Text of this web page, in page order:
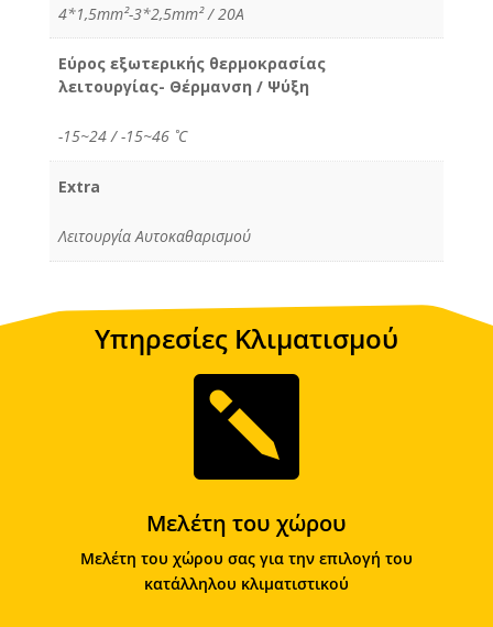
4*1,5mm²-3*2,5mm² / 20A
Εύρος εξωτερικής θερμοκρασίας
λειτουργίας- Θέρμανση / Ψύξη
-15~24 / -15~46 ˚C
Extra
Λειτουργία Αυτοκαθαρισμού
Υπηρεσίες Κλιματισμού

Μελέτη του χώρου
Μελέτη του χώρου σας για την επιλογή του
κατάλληλου κλιματιστικού